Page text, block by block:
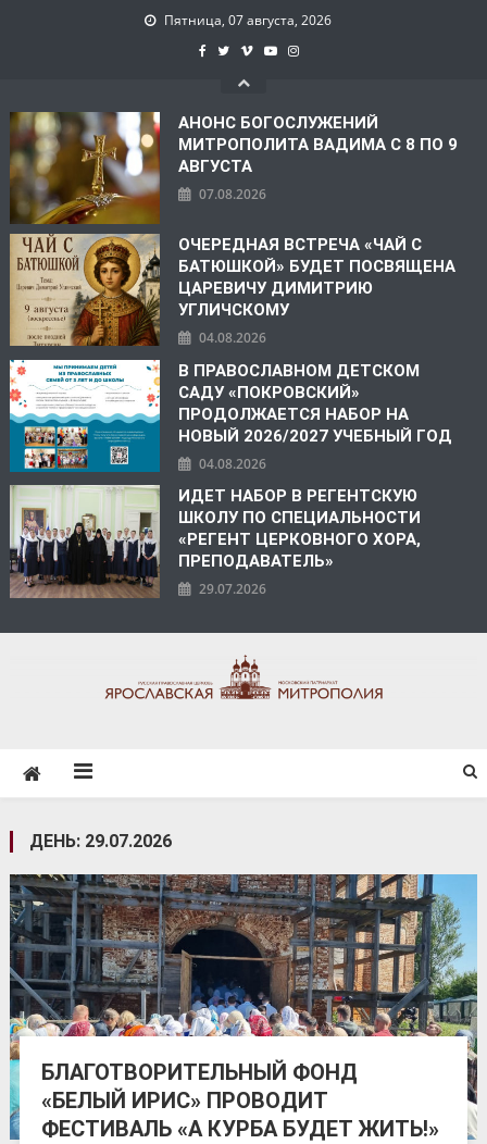
Пятница, 07 августа, 2026
АНОНС БОГОСЛУЖЕНИЙ
МИТРОПОЛИТА ВАДИМА С 8 ПО 9
АВГУСТА
07.08.2026
ОЧЕРЕДНАЯ ВСТРЕЧА «ЧАЙ С
БАТЮШКОЙ» БУДЕТ ПОСВЯЩЕНА
ЦАРЕВИЧУ ДИМИТРИЮ
УГЛИЧСКОМУ
04.08.2026
В ПРАВОСЛАВНОМ ДЕТСКОМ
САДУ «ПОКРОВСКИЙ»
ПРОДОЛЖАЕТСЯ НАБОР НА
НОВЫЙ 2026/2027 УЧЕБНЫЙ ГОД
04.08.2026
ИДЕТ НАБОР В РЕГЕНТСКУЮ
ШКОЛУ ПО СПЕЦИАЛЬНОСТИ
«РЕГЕНТ ЦЕРКОВНОГО ХОРА,
ПРЕПОДАВАТЕЛЬ»
29.07.2026
ДЕНЬ: 29.07.2026
БЛАГОТВОРИТЕЛЬНЫЙ ФОНД
«БЕЛЫЙ ИРИС» ПРОВОДИТ
ФЕСТИВАЛЬ «А КУРБА БУДЕТ ЖИТЬ!»